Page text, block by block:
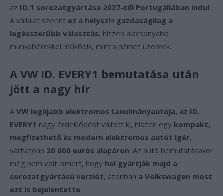
az ID.1 sorozatgyártása 2027-től Portugáliában indul.
A vállalat szerint ez a helyszín gazdaságilag a
legésszerűbb választás, hiszen alacsonyabb
munkabérekkel működik, mint a német üzemek.
A VW ID. EVERY1 bemutatása után
jött a nagy hír
A VW legújabb elektromos tanulmányautója, az ID.
EVERY1 nagy érdeklődést váltott ki, hiszen egy kompakt,
megfizethető és modern elektromos autót ígér,
várhatóan 20 000 eurós alapáron. Az autó bemutatásakor
még nem volt ismert, hogy hol gyártják majd a
sorozatgyártású verziót, azonban a Volkswagen most
ezt is bejelentette.